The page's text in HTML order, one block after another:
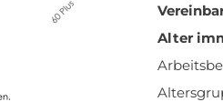
Alter